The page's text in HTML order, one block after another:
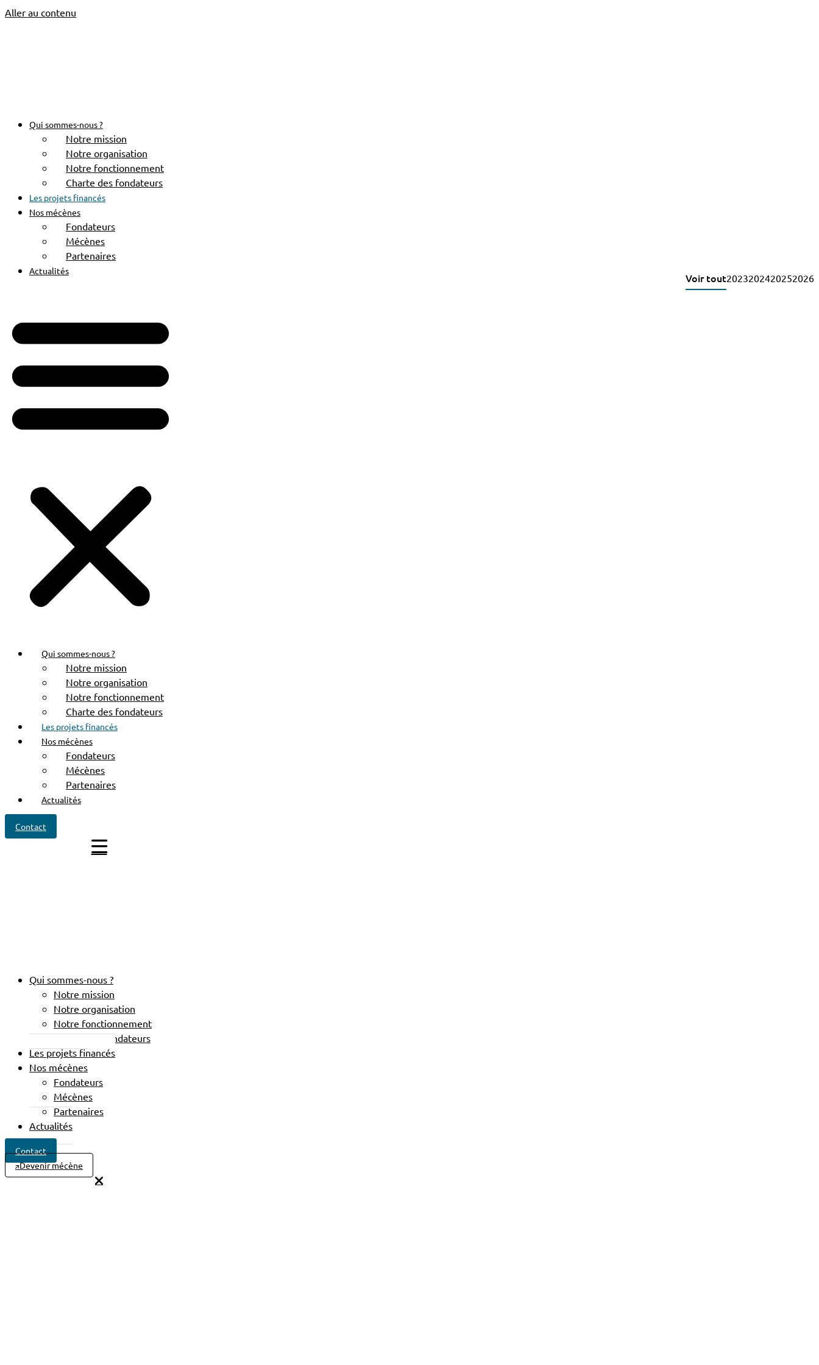
Aller au contenu
Qui sommes-nous ?
Notre mission
Notre organisation
Notre fonctionnement
Charte des fondateurs
Les projets financés
Nos mécènes
Fondateurs
Mécènes
Partenaires
Actualités
Qui sommes-nous ?
Notre mission
Notre organisation
Notre fonctionnement
Charte des fondateurs
Les projets financés
Nos mécènes
Fondateurs
Mécènes
Partenaires
Actualités
Contact
Qui sommes-nous ?
Notre mission
Notre organisation
Notre fonctionnement
Charte des fondateurs
Les projets financés
Nos mécènes
Fondateurs
Mécènes
Partenaires
Actualités
Contact
Devenir mécène
Projets
PROJETS
Voir tout2023202420252026
PLAQUETTE 2025 INCR